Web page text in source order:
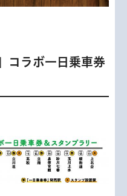
コラボ一日乗車券